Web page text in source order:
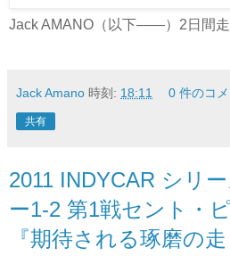
Jack AMANO（以下——）2日間走
Jack Amano 時刻: 18:11 0 件のコ
共有
2011 INDYCAR シリ
ー1-2 第1戦セント・
『期待される琢磨の走